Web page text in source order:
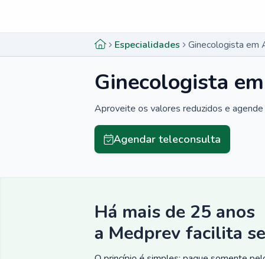
Especialidades Ginecologista em
Ginecologista
Aproveite os valores reduzidos e agende
Agendar teleconsulta
Há mais de 25 anos
a Medprev facilita